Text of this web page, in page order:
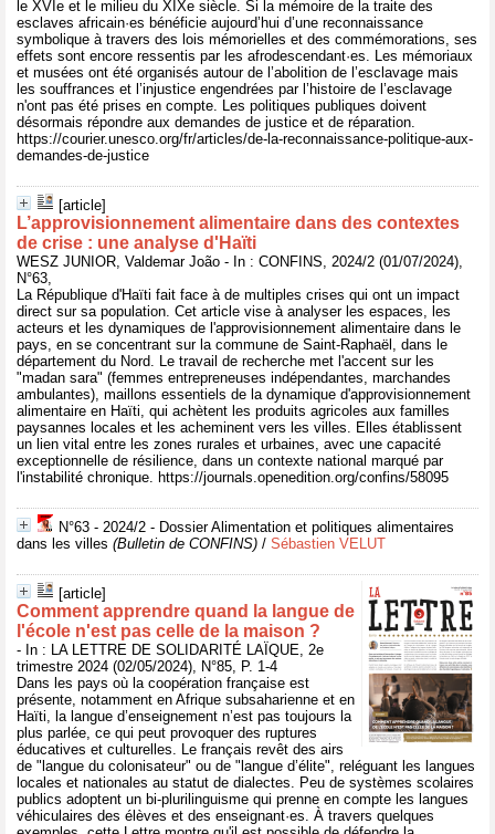
le XVIe et le milieu du XIXe siècle. Si la mémoire de la traite des
esclaves africain·es bénéficie aujourd’hui d’une reconnaissance
symbolique à travers des lois mémorielles et des commémorations, ses
effets sont encore ressentis par les afrodescendant·es. Les mémoriaux
et musées ont été organisés autour de l’abolition de l’esclavage mais
les souffrances et l’injustice engendrées par l’histoire de l’esclavage
n'ont pas été prises en compte. Les politiques publiques doivent
désormais répondre aux demandes de justice et de réparation.
https://courier.unesco.org/fr/articles/de-la-reconnaissance-politique-aux-
demandes-de-justice
[article]
L’approvisionnement alimentaire dans des contextes
de crise : une analyse d'Haïti
WESZ JUNIOR, Valdemar João - In : CONFINS, 2024/2 (01/07/2024),
N°63,
La République d'Haïti fait face à de multiples crises qui ont un impact
direct sur sa population. Cet article vise à analyser les espaces, les
acteurs et les dynamiques de l'approvisionnement alimentaire dans le
pays, en se concentrant sur la commune de Saint-Raphaël, dans le
département du Nord. Le travail de recherche met l'accent sur les
"madan sara" (femmes entrepreneuses indépendantes, marchandes
ambulantes), maillons essentiels de la dynamique d'approvisionnement
alimentaire en Haïti, qui achètent les produits agricoles aux familles
paysannes locales et les acheminent vers les villes. Elles établissent
un lien vital entre les zones rurales et urbaines, avec une capacité
exceptionnelle de résilience, dans un contexte national marqué par
l'instabilité chronique. https://journals.openedition.org/confins/58095
N°63 - 2024/2 - Dossier Alimentation et politiques alimentaires
dans les villes (Bulletin de CONFINS) / Sébastien VELUT
[article]
Comment apprendre quand la langue de
l'école n'est pas celle de la maison ?
- In : LA LETTRE DE SOLIDARITÉ LAÏQUE, 2e
trimestre 2024 (02/05/2024), N°85, P. 1-4
Dans les pays où la coopération française est
présente, notamment en Afrique subsaharienne et en
Haïti, la langue d’enseignement n’est pas toujours la
plus parlée, ce qui peut provoquer des ruptures
éducatives et culturelles. Le français revêt des airs
de "langue du colonisateur" ou de "langue d’élite", reléguant les langues
locales et nationales au statut de dialectes. Peu de systèmes scolaires
publics adoptent un bi-plurilinguisme qui prenne en compte les langues
véhiculaires des élèves et des enseignant·es. À travers quelques